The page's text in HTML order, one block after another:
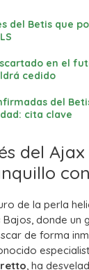
del Betis que
en el
cedido
del
cita clave
del
de la perla
donde un
de forma
, ha